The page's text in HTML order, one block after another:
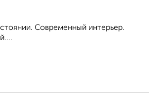
Современный интерьер.